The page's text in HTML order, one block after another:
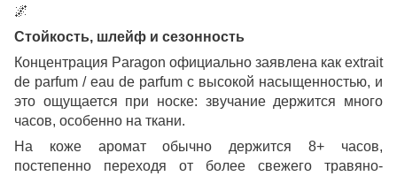
🌌
Стойкость, шлейф и сезонность
Концентрация Paragon официально заявлена как extrait
de parfum / eau de parfum с высокой насыщенностью, и
это ощущается при носке: звучание держится много
часов, особенно на ткани.
На коже аромат обычно держится 8+ часов,
постепенно переходя от более свежего травяно-